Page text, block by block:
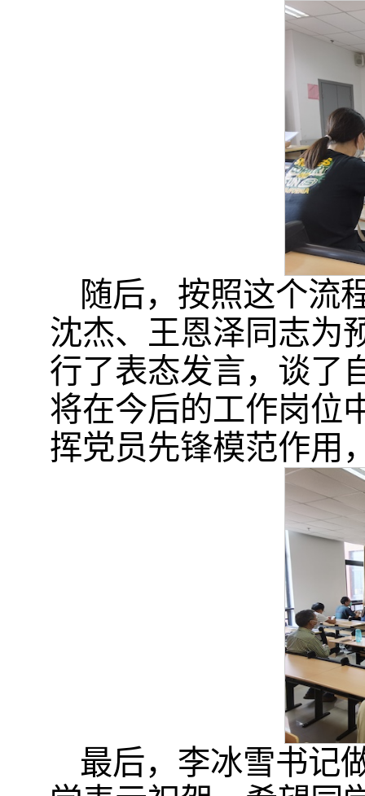
随后，按照这个流
沈杰、王恩泽同志为
行了表态发言，谈了
将在今后的工作岗位
挥党员先锋模范作用
最后，李冰雪书记